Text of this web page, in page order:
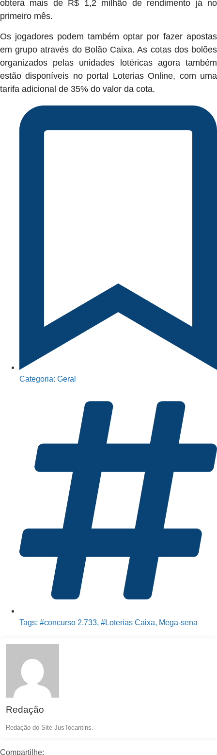
obterá mais de R$ 1,2 milhão de rendimento já no
primeiro mês.
Os jogadores podem também optar por fazer apostas
em grupo através do Bolão Caixa. As cotas dos bolões
organizados pelas unidades lotéricas agora também
estão disponíveis no portal Loterias Online, com uma
tarifa adicional de 35% do valor da cota.
Categoria: Geral
Tags: #concurso 2.733, #Loterias Caixa, Mega-sena
Redação
Redação do Site JusTocantins.
Compartilhe: